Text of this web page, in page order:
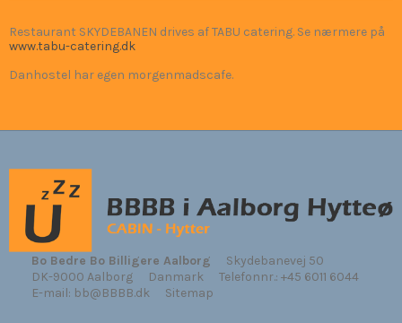
Restaurant SKYDEBANEN drives af TABU catering. Se nærmere på
www.tabu-catering.dk
Danhostel har egen morgenmadscafe.
Bo Bedre Bo Billigere Aalborg
Skydebanevej 50
DK-9000 Aalborg
Danmark Telefonnr.: +45 6011 6044
E-mail: bb@BBBB.dk Sitemap